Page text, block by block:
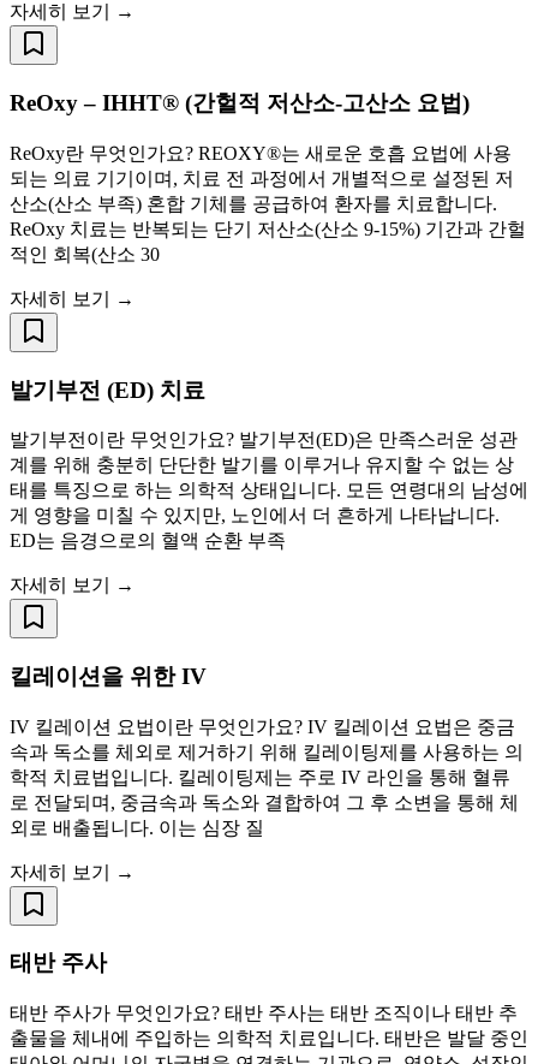
자세히 보기 →
ReOxy – IHHT® (간헐적 저산소-고산소 요법)
ReOxy란 무엇인가요? REOXY®는 새로운 호흡 요법에 사용
되는 의료 기기이며, 치료 전 과정에서 개별적으로 설정된 저
산소(산소 부족) 혼합 기체를 공급하여 환자를 치료합니다.
ReOxy 치료는 반복되는 단기 저산소(산소 9-15%) 기간과 간헐
적인 회복(산소 30
자세히 보기 →
발기부전 (ED) 치료
발기부전이란 무엇인가요? 발기부전(ED)은 만족스러운 성관
계를 위해 충분히 단단한 발기를 이루거나 유지할 수 없는 상
태를 특징으로 하는 의학적 상태입니다. 모든 연령대의 남성에
게 영향을 미칠 수 있지만, 노인에서 더 흔하게 나타납니다.
ED는 음경으로의 혈액 순환 부족
자세히 보기 →
킬레이션을 위한 IV
IV 킬레이션 요법이란 무엇인가요? IV 킬레이션 요법은 중금
속과 독소를 체외로 제거하기 위해 킬레이팅제를 사용하는 의
학적 치료법입니다. 킬레이팅제는 주로 IV 라인을 통해 혈류
로 전달되며, 중금속과 독소와 결합하여 그 후 소변을 통해 체
외로 배출됩니다. 이는 심장 질
자세히 보기 →
태반 주사
태반 주사가 무엇인가요? 태반 주사는 태반 조직이나 태반 추
출물을 체내에 주입하는 의학적 치료입니다. 태반은 발달 중인